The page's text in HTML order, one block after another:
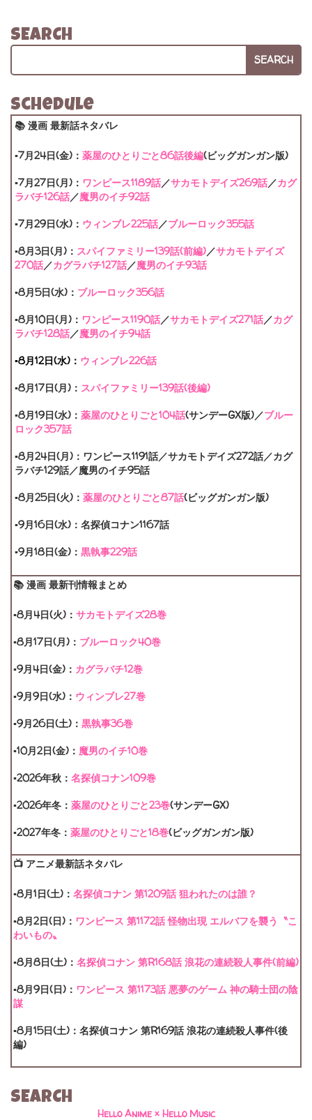
SEARCH
SEARCH
Schedule
📚 漫画 最新話ネタバレ
▪7月24日(金)： 薬屋のひとりごと86話後編(ビッグガンガン版)
▪7月27日(月)： ワンピース1189話／サカモトデイズ269話／カグ
ラバチ126話／魔男のイチ92話
▪7月29日(水)： ウィンブレ225話／ブルーロック355話
▪8月3日(月)： スパイファミリー139話(前編)／サカモトデイズ
270話／カグラバチ127話／魔男のイチ93話
▪8月5日(水)： ブルーロック356話
▪8月10日(月)： ワンピース1190話／サカモトデイズ271話／カグ
ラバチ128話／魔男のイチ94話
▪8月12日(水)： ウィンブレ226話
▪8月17日(月)： スパイファミリー139話(後編)
▪8月19日(水)： 薬屋のひとりごと104話(サンデーGX版)／ブルー
ロック357話
▪8月24日(月)：ワンピース1191話／サカモトデイズ272話／カグ
ラバチ129話／魔男のイチ95話
▪8月25日(火)： 薬屋のひとりごと87話(ビッグガンガン版)
▪9月16日(水)：名探偵コナン1167話
▪9月18日(金)： 黒執事229話
📚 漫画 最新刊情報まとめ
▪8月4日(火)： サカモトデイズ28巻
▪8月17日(月)： ブルーロック40巻
▪9月4日(金)： カグラバチ12巻
▪9月9日(水)： ウィンブレ27巻
▪9月26日(土)： 黒執事36巻
▪10月2日(金)： 魔男のイチ10巻
▪2026年秋： 名探偵コナン109巻
▪2026年冬： 薬屋のひとりごと23巻(サンデーGX)
▪2027年冬： 薬屋のひとりごと18巻(ビッグガンガン版)
📺 アニメ最新話ネタバレ
▪8月1日(土)： 名探偵コナン 第1209話 狙われたのは誰？
▪8月2日(日)： ワンピース 第1172話 怪物出現 エルバフを襲う〝こ
わいもの〟
▪8月8日(土)： 名探偵コナン 第R168話 浪花の連続殺人事件(前編)
▪8月9日(日)： ワンピース 第1173話 悪夢のゲーム 神の騎士団の陰
謀
▪8月15日(土)：名探偵コナン 第R169話 浪花の連続殺人事件(後
編)
SEARCH
Hello Anime × Hello Music